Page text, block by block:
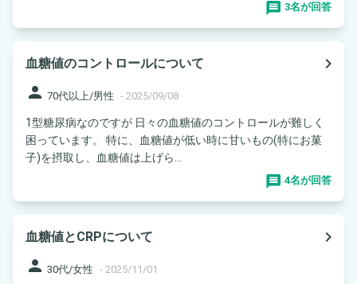
3名が回答
血糖値のコントロールについて
navigate_next
person 70代以上/男性 - 2025/09/08
1型糖尿病なのですが 日々の血糖値のコントロールが難しく
困っています。 特に、血糖値が低い時に甘いもの(特にお菓
子)を摂取し、血糖値は上げら...
4名が回答
血糖値とCRPについて
navigate_next
person 30代/女性 - 2025/11/01